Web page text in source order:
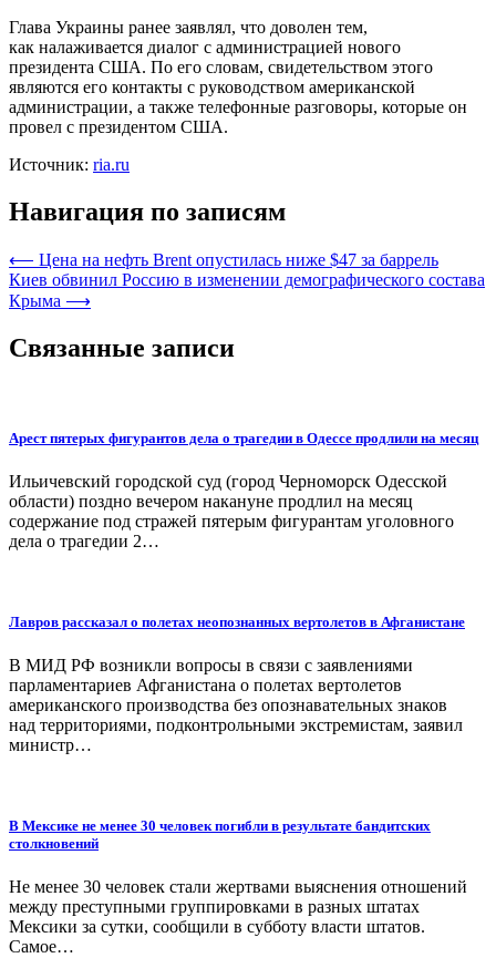
Глава Украины ранее заявлял, что доволен тем,
как налаживается диалог с администрацией нового
президента США. По его словам, свидетельством этого
являются его контакты с руководством американской
администрации, а также телефонные разговоры, которые он
провел с президентом США.
Источник: ria.ru
Навигация по записям
⟵ Цена на нефть Brent опустилась ниже $47 за баррель
Киев обвинил Россию в изменении демографического состава
Крыма ⟶
Связанные записи
Арест пятерых фигурантов дела о трагедии в Одессе продлили на месяц
Ильичевский городской суд (город Черноморск Одесской
области) поздно вечером накануне продлил на месяц
содержание под стражей пятерым фигурантам уголовного
дела о трагедии 2…
Лавров рассказал о полетах неопознанных вертолетов в Афганистане
В МИД РФ возникли вопросы в связи с заявлениями
парламентариев Афганистана о полетах вертолетов
американского производства без опознавательных знаков
над территориями, подконтрольными экстремистам, заявил
министр…
В Мексике не менее 30 человек погибли в результате бандитских
столкновений
Не менее 30 человек стали жертвами выяснения отношений
между преступными группировками в разных штатах
Мексики за сутки, сообщили в субботу власти штатов.
Самое…